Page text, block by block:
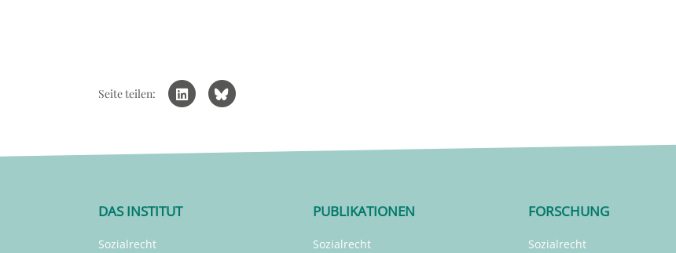
Seite teilen:
DAS INSTITUT
Sozialrecht
PUBLIKATIONEN
Sozialrecht
FORSCHUNG
Sozialrecht